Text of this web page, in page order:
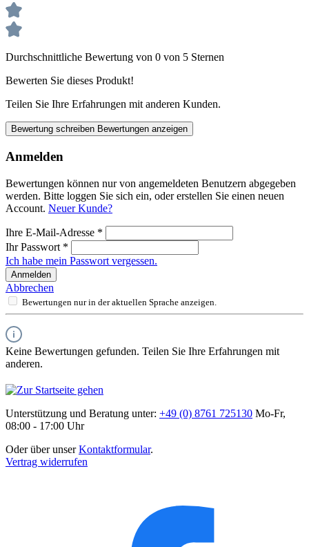
Durchschnittliche Bewertung von 0 von 5 Sternen
Bewerten Sie dieses Produkt!
Teilen Sie Ihre Erfahrungen mit anderen Kunden.
Bewertung schreiben Bewertungen anzeigen
Anmelden
Bewertungen können nur von angemeldeten Benutzern abgegeben
werden. Bitte loggen Sie sich ein, oder erstellen Sie einen neuen
Account. Neuer Kunde?
Ihre E-Mail-Adresse *
Ihr Passwort *
Ich habe mein Passwort vergessen.
Anmelden
Abbrechen
Bewertungen nur in der aktuellen Sprache anzeigen.
Keine Bewertungen gefunden. Teilen Sie Ihre Erfahrungen mit
anderen.
Unterstützung und Beratung unter: +49 (0) 8761 725130 Mo-Fr,
08:00 - 17:00 Uhr
Oder über unserKontaktformular.
Vertrag widerrufen